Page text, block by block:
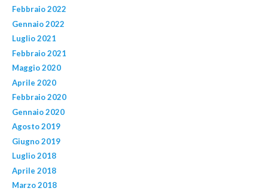
Febbraio 2022
Gennaio 2022
Luglio 2021
Febbraio 2021
Maggio 2020
Aprile 2020
Febbraio 2020
Gennaio 2020
Agosto 2019
Giugno 2019
Luglio 2018
Aprile 2018
Marzo 2018